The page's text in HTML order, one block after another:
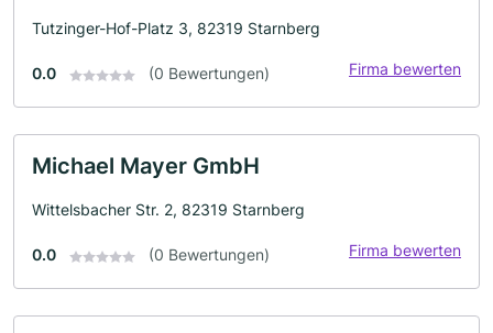
Tutzinger-Hof-Platz 3, 82319 Starnberg
0.0 (0 Bewertungen) Firma bewerten
Michael Mayer GmbH
Wittelsbacher Str. 2, 82319 Starnberg
0.0 (0 Bewertungen) Firma bewerten